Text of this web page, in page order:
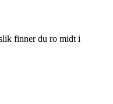
finner du ro midt i